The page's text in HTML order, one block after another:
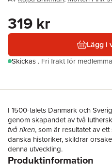
319 kr
Lägg i
Skickas . Fri frakt för
I 1500-talets Danmark och
genom skapandet av två
två riken, som är resultatet av
danska historiker, skildrar
denna utveckling.
I bokens första del analyseras
Produktinformation